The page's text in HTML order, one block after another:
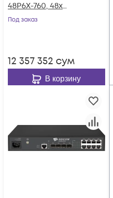
48P6X-760, 48x
10/100/1000Base-T
Под заказ
12 357 352 сум
В корзину